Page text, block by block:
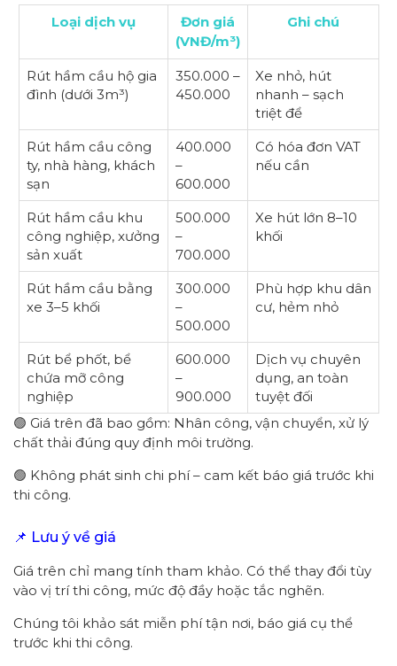
Loại dịch vụ
Đơn giá
(VNĐ/m³)
Ghi chú
Rút hầm cầu hộ gia
đình (dưới 3m³)
350.000 –
450.000
Xe nhỏ, hút
nhanh – sạch
triệt để
Rút hầm cầu công
ty, nhà hàng, khách
sạn
400.000
–
600.000
Có hóa đơn VAT
nếu cần
Rút hầm cầu khu
công nghiệp, xưởng
sản xuất
500.000
–
700.000
Xe hút lớn 8–10
khối
Rút hầm cầu bằng
xe 3–5 khối
300.000
–
500.000
Phù hợp khu dân
cư, hẻm nhỏ
Rút bể phốt, bể
chứa mỡ công
nghiệp
600.000
–
900.000
Dịch vụ chuyên
dụng, an toàn
tuyệt đối
🟢 Giá trên đã bao gồm: Nhân công, vận chuyển, xử lý
chất thải đúng quy định môi trường.
🟢 Không phát sinh chi phí – cam kết báo giá trước khi
thi công.
📌 Lưu ý về giá
Giá trên chỉ mang tính tham khảo. Có thể thay đổi tùy
vào vị trí thi công, mức độ đầy hoặc tắc nghẽn.
Chúng tôi khảo sát miễn phí tận nơi, báo giá cụ thể
trước khi thi công.